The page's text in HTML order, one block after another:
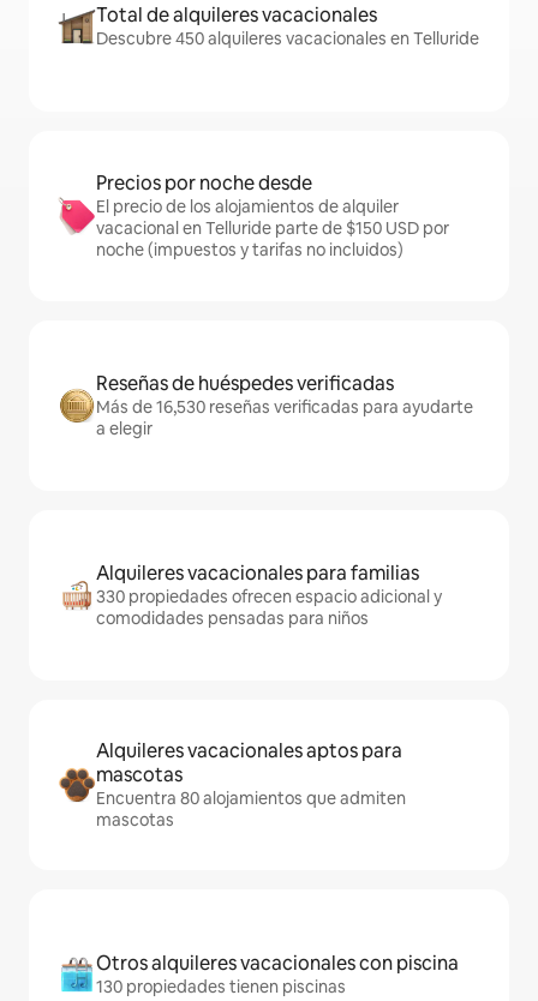
Total de alquileres vacacionales
Descubre 450 alquileres vacacionales en Telluride
Precios por noche desde
El precio de los alojamientos de alquiler
vacacional en Telluride parte de $150 USD por
noche (impuestos y tarifas no incluidos)
Reseñas de huéspedes verificadas
Más de 16,530 reseñas verificadas para ayudarte
a elegir
Alquileres vacacionales para familias
330 propiedades ofrecen espacio adicional y
comodidades pensadas para niños
Alquileres vacacionales aptos para
mascotas
Encuentra 80 alojamientos que admiten
mascotas
Otros alquileres vacacionales con piscina
130 propiedades tienen piscinas